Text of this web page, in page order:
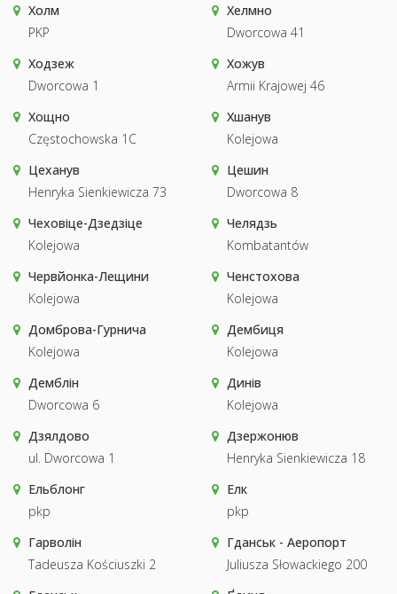
Холм
PKP
Хелмно
Dworcowa 41
Ходзеж
Dworcowa 1
Хожув
Armii Krajowej 46
Хощно
Częstochowska 1C
Хшанув
Kolejowa
Цеханув
Henryka Sienkiewicza 73
Цешин
Dworcowa 8
Чеховіце-Дзедзіце
Kolejowa
Челядзь
Kombatantów
Червйонка-Лещини
Kolejowa
Ченстохова
Kolejowa
Домброва-Гурнича
Kolejowa
Дембиця
Kolejowa
Демблін
Dworcowa 6
Динів
Kolejowa
Дзялдово
ul. Dworcowa 1
Дзержонюв
Henryka Sienkiewicza 18
Ельблонг
pkp
Елк
pkp
Гарволін
Tadeusza Kościuszki 2
Гданськ - Аеропорт
Juliusza Słowackiego 200